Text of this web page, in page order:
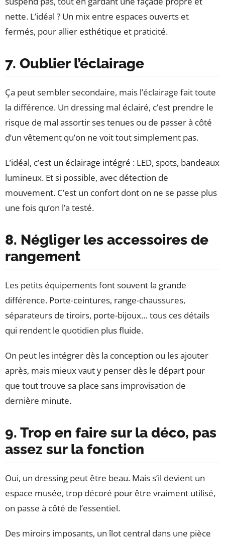
nette. L’idéal ? Un mix entre espaces ouverts et
fermés, pour allier esthétique et praticité.
7. Oublier l’éclairage
Ça peut sembler secondaire, mais l’éclairage fait toute
la différence. Un dressing mal éclairé, c’est prendre le
risque de mal assortir ses tenues ou de passer à côté
d’un vêtement qu’on ne voit tout simplement pas.
L’idéal, c’est un éclairage intégré : LED, spots, bandeaux
lumineux. Et si possible, avec détection de
mouvement. C’est un confort dont on ne se passe plus
une fois qu’on l’a testé.
8. Négliger les accessoires de
rangement
Les petits équipements font souvent la grande
différence. Porte-ceintures, range-chaussures,
séparateurs de tiroirs, porte-bijoux… tous ces détails
qui rendent le quotidien plus fluide.
On peut les intégrer dès la conception ou les ajouter
après, mais mieux vaut y penser dès le départ pour
que tout trouve sa place sans improvisation de
dernière minute.
9. Trop en faire sur la déco, pas
assez sur la fonction
Oui, un dressing peut être beau. Mais s’il devient un
espace musée, trop décoré pour être vraiment utilisé,
on passe à côté de l’essentiel.
Des miroirs imposants, un îlot central dans une pièce